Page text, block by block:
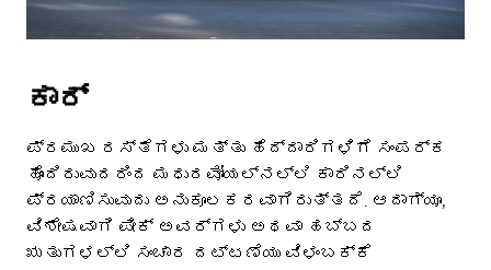
ಕಾರ್
ಪ್ರಮುಖ ರಸ್ತೆಗಳು ಮತ್ತು ಹೆದ್ದಾರಿಗಳಿಗೆ ಸಂಪರ್ಕ
ಹೊಂದಿರುವುದರಿಂದ ಮಧುರವೋಯಲ್‌ನಲ್ಲಿ ಕಾರಿನಲ್ಲಿ
ಪ್ರಯಾಣಿಸುವುದು ಅನುಕೂಲಕರವಾಗಿರುತ್ತದೆ. ಆದಾಗ್ಯೂ,
ವಿಶೇಷವಾಗಿ ಪೀಕ್ ಅವರ್‌ಗಳು ಅಥವಾ ಹಬ್ಬದ
ಋತುಗಳಲ್ಲಿ ಸಂಚಾರ ದಟ್ಟಣೆಯು ವಿಳಂಬಕ್ಕೆ